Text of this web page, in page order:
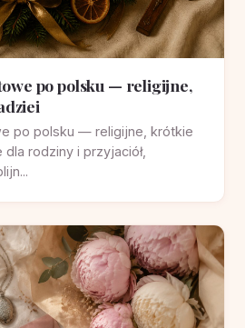
po polsku — religijne,
po polsku — religijne, krótkie
rodziny i przyjaciół,